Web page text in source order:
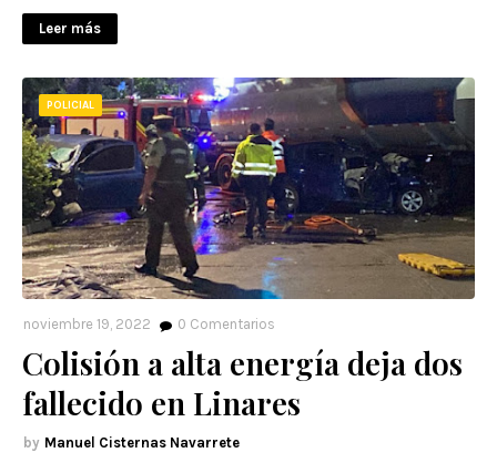
Leer más
POLICIAL
noviembre 19, 2022 0 Comentarios
Colisión a alta energía deja dos
fallecido en Linares
Manuel Cisternas Navarrete